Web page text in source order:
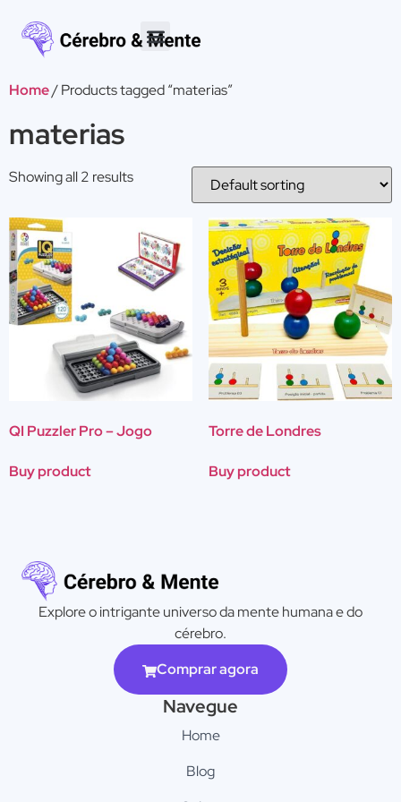
Home/ Products tagged “materias”
materias
Showing all 2 results
QI Puzzler Pro – Jogo
Buy product
Torre de Londres
Buy product
Explore o intrigante universo da mente humana e do
cérebro.
Comprar agora
Navegue
Home
Blog